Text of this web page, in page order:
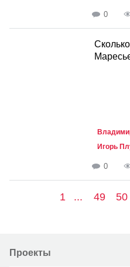
0
Игорь
0
1 ... 49 50
Проекты